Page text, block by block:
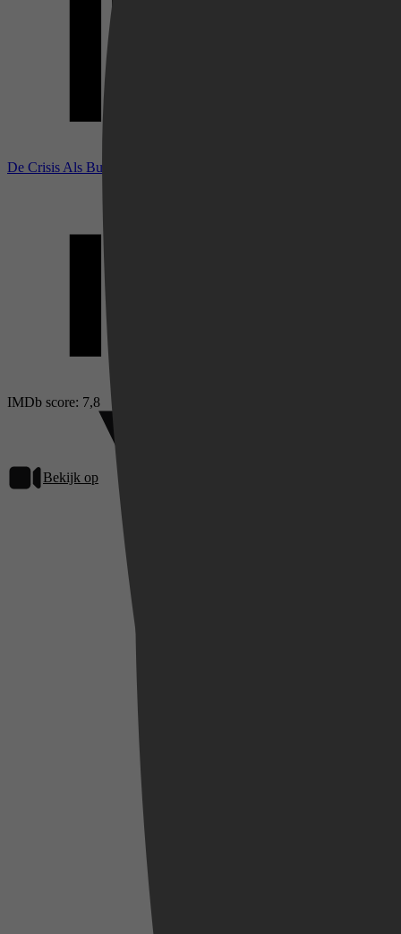
De Crisis Als Businessmodel bij IMDb
IMDb score: 7,8
Bekijk op